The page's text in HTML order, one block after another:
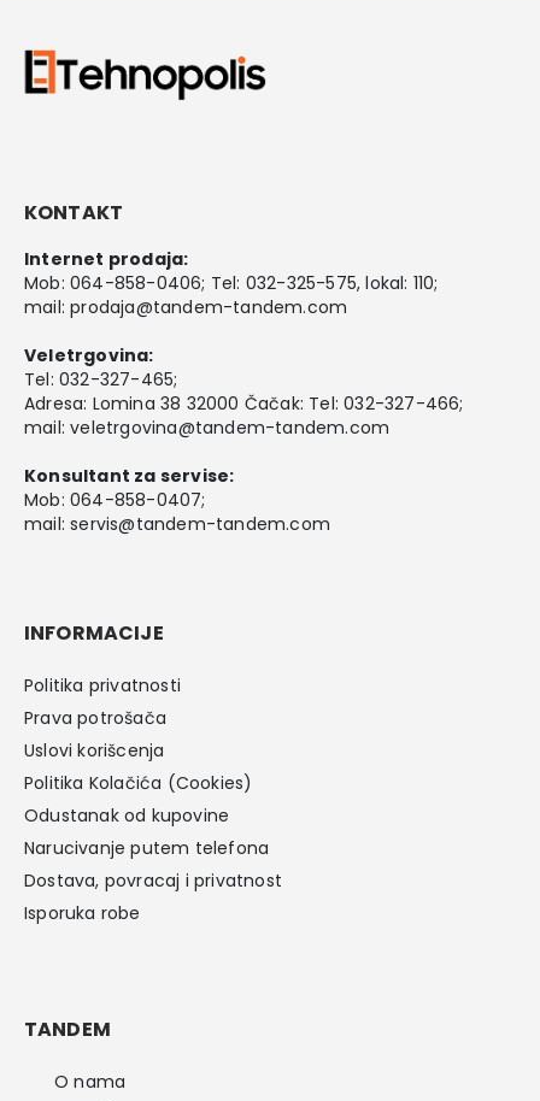
KONTAKT
Internet prodaja:
Mob: 064-858-0406; Tel: 032-325-575, lokal: 110;
mail:prodaja@tandem-tandem.com
Veletrgovina:
Tel: 032-327-465;
Adresa: Lomina 38 32000 Čačak: Tel: 032-327-466;
mail:veletrgovina@tandem-tandem.com
Konsultant za servise:
Mob: 064-858-0407;
mail:servis@tandem-tandem.com
INFORMACIJE
Politika privatnosti
Prava potrošača
Uslovi korišcenja
Politika Kolačića (Cookies)
Odustanak od kupovine
Narucivanje putem telefona
Dostava, povracaj i privatnost
Isporuka robe
TANDEM
O nama